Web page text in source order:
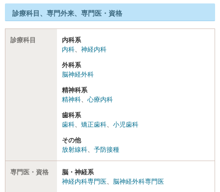
診療科目、専門外来、専門医・資格
診療科目
内科系
内科
神経内科
外科系
脳神経外科
精神科系
精神科
心療内科
歯科系
歯科
矯正歯科 小児歯科
その他
放射線科
予防接種
専門医・資格
脳・神経系
神経内科専門医
脳神経外科専門医